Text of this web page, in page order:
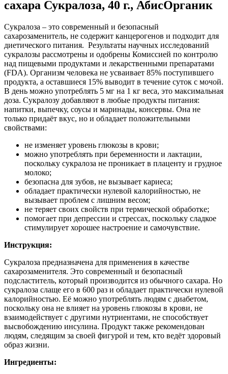
сахара Сукралоза, 40 г., АбисОрганик
Сукралоза – это современный и безопасный
сахарозаменитель, не содержит канцерогенов и подходит для
диетического питания. Результаты научных исследований
сукралозы рассмотрены и одобрены Комиссией по контролю
над пищевыми продуктами и лекарственными препаратами
(FDA). Организм человека не усваивает 85% поступившего
продукта, а оставшиеся 15% выводит в течение суток с мочой.
В день можно употреблять 5 мг на 1 кг веса, это максимальная
доза. Сукралозу добавляют в любые продукты питания:
напитки, выпечку, соусы и маринады, консервы. Она не
только придаёт вкус, но и обладает положительными
свойствами:
не изменяет уровень глюкозы в крови;
можно употреблять при беременности и лактации,
поскольку сукралоза не проникает в плаценту и грудное
молоко;
безопасна для зубов, не вызывает кариеса;
обладает практически нулевой калорийностью, не
вызывает проблем с лишним весом;
не теряет своих свойств при термической обработке;
помогает при депрессии и стрессах, поскольку сладкое
стимулирует хорошее настроение и самочувствие.
Инструкция:
Сукралоза предназначена для применения в качестве
сахарозаменителя. Это современный и безопасный
подсластитель, который производится из обычного сахара. Но
сукралоза слаще его в 600 раз и обладает практически нулевой
калорийностью. Её можно употреблять людям с диабетом,
поскольку она не влияет на уровень глюкозы в крови, не
взаимодействует с другими нутриентами, не способствует
высвобождению инсулина. Продукт также рекомендован
людям, следящим за своей фигурой и тем, кто ведёт здоровый
образ жизни.
Ингредиенты: